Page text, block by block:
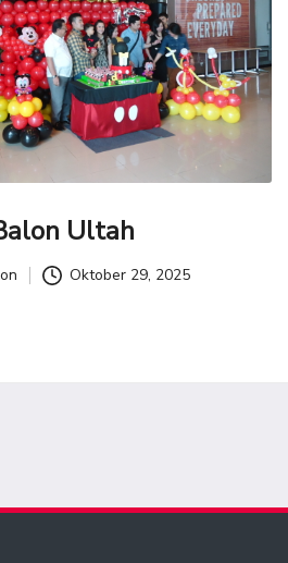
Ultah
Oktober 29, 2025